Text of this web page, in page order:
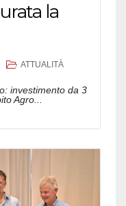
la
ATTUALITÀ
investimento da 3
Agro...